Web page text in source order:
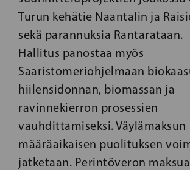
Turun kehätie Naantalin ja
sekä parannuksia Rantarataan.
Hallitus panostaa myös
Saaristomeriohjelmaan
hiilensidonnan, biomassan ja
ravinnekierron prosessien
vauhdittamiseksi. Väylämaksun
määräaikaisen puolituksen
jatketaan. Perintöveron